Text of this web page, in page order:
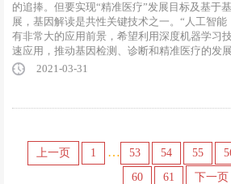
的追捧。但要实现“精准医疗”发展目标及基于
展，基因解读是共性关键技术之一。“人工智
有非常大的应用前景，希望利用深度机器学习
速应用，推动基因检测、诊断和精准医疗的发
2021-03-31
上一页 1 … 53 54 55
60
61 下一页